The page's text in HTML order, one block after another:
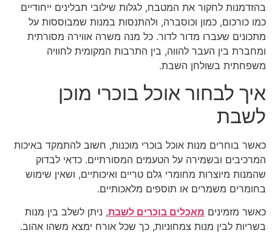
בהזדמנות לחקור את המטבח, לגלות שילובי תבלינים ייחודיים
כמו כורכום, כמון וכוסברה, ולהתנסות במנות שמבוססות על
מתכונים שעברו מדור לדור. כל מנה משרה אווירה מסורתית
ומחברת בין העבר להווה, בין התרבות המקומית לחוויה
משפחתית בשולחן השבת.
איך לבחור אוכל בוכרי מוכן
לשבת
כאשר בוחרים מנות אוכל בוכרי מוכנות, חשוב להתמקד באיכות
המרכיבים ובשמירה על הטעמים המסורתיים. כדאי לבדוק
שהמנות מיוצרות מחומרי גלם טריים ואיכותיים, ושאין שימוש
בחומרים משמרים או תוספים מלאכותיים.
כאשר מזמינים מאכלים בוכרים לשבת, ניתן לשלב בין מנות
בשריות לבין מנות צמחוניות, כך שכל אורח ימצא משהו אהוב.